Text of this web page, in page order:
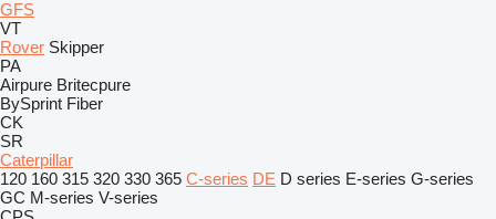
GFS
VT
Rover Skipper
PA
Airpure Britecpure
BySprint Fiber
CK
SR
Caterpillar
120 160 315 320 330 365 C-series DE D series E-series G-series
GC M-series V-series